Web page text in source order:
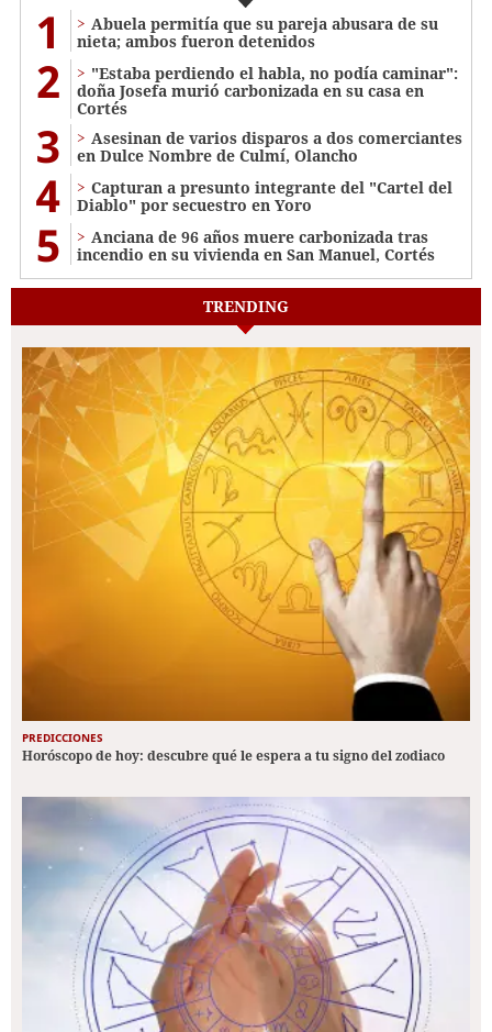
1
Abuela permitía que su pareja abusara de su
nieta; ambos fueron detenidos
2
"Estaba perdiendo el habla, no podía caminar":
doña Josefa murió carbonizada en su casa en
Cortés
3
Asesinan de varios disparos a dos comerciantes
en Dulce Nombre de Culmí, Olancho
4
Capturan a presunto integrante del "Cartel del
Diablo" por secuestro en Yoro
5
Anciana de 96 años muere carbonizada tras
incendio en su vivienda en San Manuel, Cortés
TRENDING
PREDICCIONES
Horóscopo de hoy: descubre qué le espera a tu signo del zodiaco